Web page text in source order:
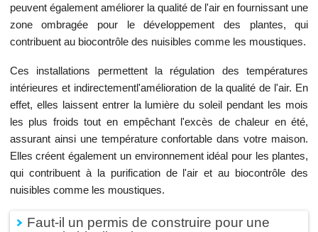
peuvent également améliorer la qualité de l'air en fournissant une
zone ombragée pour le développement des plantes, qui
contribuent au biocontrôle des nuisibles comme les moustiques.
Ces installations permettent la régulation des températures
intérieures et indirectementl'amélioration de la qualité de l'air. En
effet, elles laissent entrer la lumière du soleil pendant les mois
les plus froids tout en empêchant l'excès de chaleur en été,
assurant ainsi une température confortable dans votre maison.
Elles créent également un environnement idéal pour les plantes,
qui contribuent à la purification de l'air et au biocontrôle des
nuisibles comme les moustiques.
Faut-il un permis de construire pour une